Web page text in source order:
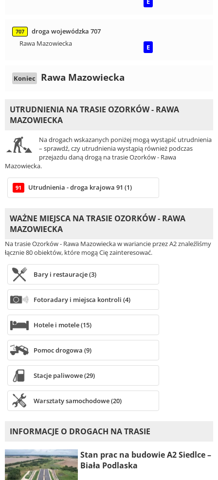
707
droga wojewódzka 707
Rawa Mazowiecka
E
Koniec Rawa Mazowiecka
UTRUDNIENIA NA TRASIE OZORKÓW - RAWA
MAZOWIECKA
Na drogach wskazanych poniżej mogą wystąpić utrudnienia
– sprawdź, czy utrudnienia wystąpią również podczas
przejazdu daną drogą na trasie Ozorków - Rawa
Mazowiecka.
91 Utrudnienia - droga krajowa 91 (1)
WAŻNE MIEJSCA NA TRASIE OZORKÓW - RAWA
MAZOWIECKA
Na trasie Ozorków - Rawa Mazowiecka w wariancie przez A2 znaleźliśmy
łącznie 80 obiektów, które mogą Cię zainteresować.
Bary i restauracje (3)
Fotoradary i miejsca kontroli (4)
Hotele i motele (15)
Pomoc drogowa (9)
Stacje paliwowe (29)
Warsztaty samochodowe (20)
INFORMACJE O DROGACH NA TRASIE
Stan prac na budowie A2 Siedlce –
Biała Podlaska